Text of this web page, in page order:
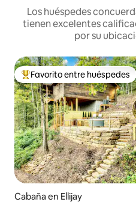
Los huéspedes
tienen excelentes
por su
Favorito entre huéspedes
Favorito entre huéspedes
Cabaña en Ellijay